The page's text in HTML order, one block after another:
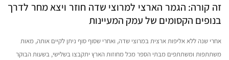
זה קורה: הגמר הארצי למרוצי שדה חוזר ויצא מחר לדרך
בנופים הקסומים של עמק המעיינות
אחרי שנה ללא אליפות ארצית במרוצי שדה, ואחרי שסוף סוף ניתן לקיים אותה, מאות
משתתפות ומשתתפים מבתי הספר מכל מחוזות הארץ יתקבצו בשלישי, בשעות הבוקר